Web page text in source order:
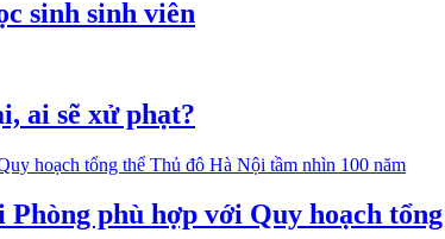
sinh sinh viên
ai sẽ xử phạt?
phù hợp với Quy hoạch